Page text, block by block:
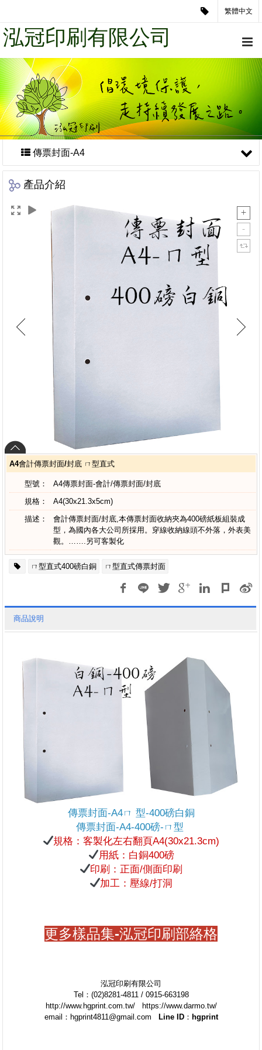
繁體中文
泓冠印刷有限公司
傳票封面-A4
產品介紹
A4會計傳票封面/封底 ㄇ型直式
型號：
A4傳票封面-會計/傳票封面/封底
規格：
A4(30x21.3x5cm)
描述：
會計傳票封面/封底,本傳票封面收納夾為400磅紙板組裝成
型，為國內各大公司所採用。穿線收納線頭不外落，外表美
觀。…….另可客製化
ㄇ型直式400磅白銅 ㄇ型直式傳票封面
商品說明
傳票封面-A4ㄇ 型-400磅白銅
傳票封面-A4-400磅-ㄇ型
規格：客製化左右翻頁A4(30x21.3cm)
用紙：白銅400磅
印刷：正面/側面印刷
加工：壓線/打洞
更多樣品集-泓冠印刷部絡格
泓冠印刷有限公司
Tel：(02)8281-4811 / 0915-663198
http://www.hgprint.com.tw/ https://www.darmo.tw/
email：hgprint4811@gmail.com Line ID：hgprint